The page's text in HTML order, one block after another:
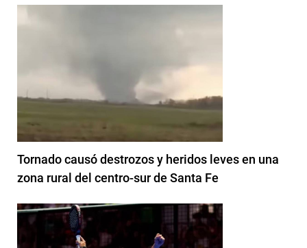
Tornado causó destrozos y heridos leves en una
zona rural del centro-sur de Santa Fe